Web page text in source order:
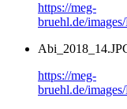
https://meg-
bruehl.de/
https://meg-
bruehl.de/